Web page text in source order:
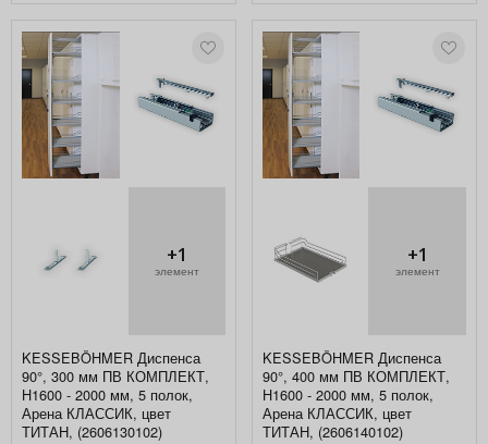
+1
элемент
KESSEBÖHMER Диспенса
90°, 300 мм ПВ КОМПЛЕКТ,
H1600 - 2000 мм, 5 полок,
Арена КЛАССИК, цвет
ТИТАН, (2606130102)
+1
элемент
KESSEBÖHMER Диспенса
90°, 400 мм ПВ КОМПЛЕКТ,
H1600 - 2000 мм, 5 полок,
Арена КЛАССИК, цвет
ТИТАН, (2606140102)